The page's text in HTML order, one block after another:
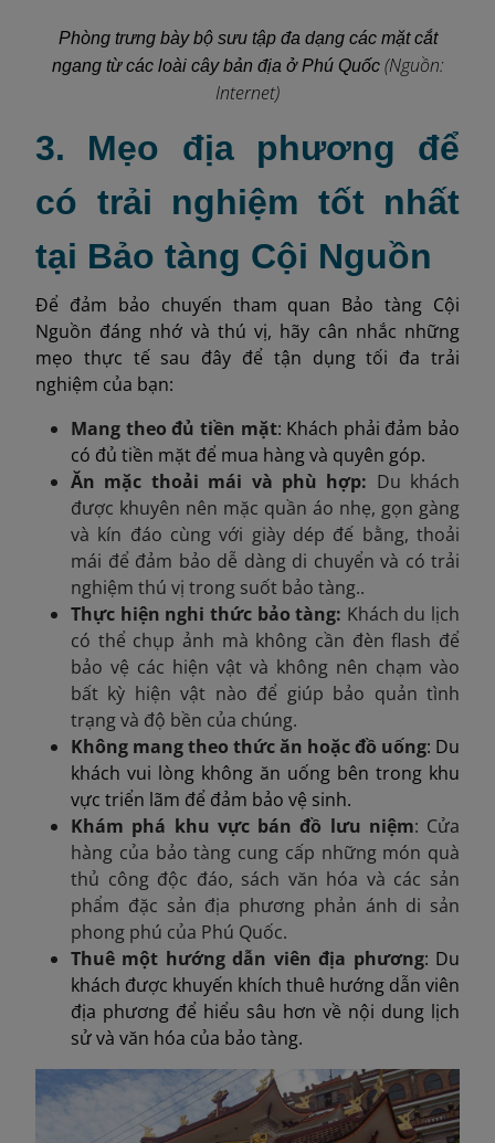
Phòng trưng bày bộ sưu tập đa dạng các mặt cắt
ngang từ các loài cây bản địa ở Phú Quốc (Nguồn:
Internet)
3. Mẹo địa phương để
có trải nghiệm tốt nhất
tại Bảo tàng Cội Nguồn
Để đảm bảo chuyến tham quan Bảo tàng Cội
Nguồn đáng nhớ và thú vị, hãy cân nhắc những
mẹo thực tế sau đây để tận dụng tối đa trải
nghiệm của bạn:
Mang theo đủ tiền mặt: Khách phải đảm bảo
có đủ tiền mặt để mua hàng và quyên góp.
Ăn mặc thoải mái và phù hợp: Du khách
được khuyên nên mặc quần áo nhẹ, gọn gàng
và kín đáo cùng với giày dép đế bằng, thoải
mái để đảm bảo dễ dàng di chuyển và có trải
nghiệm thú vị trong suốt bảo tàng..
Thực hiện nghi thức bảo tàng: Khách du lịch
có thể chụp ảnh mà không cần đèn flash để
bảo vệ các hiện vật và không nên chạm vào
bất kỳ hiện vật nào để giúp bảo quản tình
trạng và độ bền của chúng.
Không mang theo thức ăn hoặc đồ uống: Du
khách vui lòng không ăn uống bên trong khu
vực triển lãm để đảm bảo vệ sinh.
Khám phá khu vực bán đồ lưu niệm: Cửa
hàng của bảo tàng cung cấp những món quà
thủ công độc đáo, sách văn hóa và các sản
phẩm đặc sản địa phương phản ánh di sản
phong phú của Phú Quốc.
Thuê một hướng dẫn viên địa phương: Du
khách được khuyến khích thuê hướng dẫn viên
địa phương để hiểu sâu hơn về nội dung lịch
sử và văn hóa của bảo tàng.